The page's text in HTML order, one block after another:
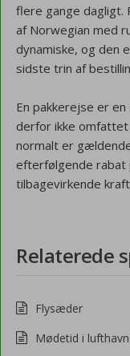
flere gange dagligt.
af Norwegian med
dynamiske, og den
sidste trin af
En pakkerejse er
derfor ikke
normalt er
efterfølgende rabat
tilbagevirkende
Relaterede
Flysæder
Mødetid i